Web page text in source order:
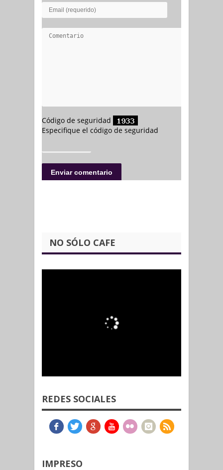
NO SÓLO CAFE
REDES SOCIALES
IMPRESO